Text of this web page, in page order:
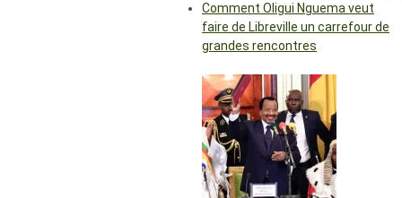
Comment Oligui Nguema veut
faire de Libreville un carrefour de
grandes rencontres